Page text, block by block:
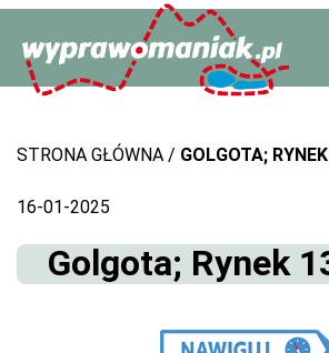
content
STRONA GŁÓWNA GOLGOTA;
16-01-2025
Golgota; Rynek